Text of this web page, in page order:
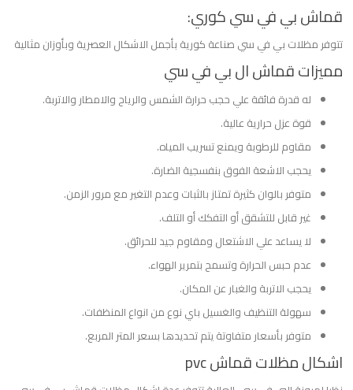
قماش بي في سي كوري:
تتوفر مظلات بي في سي صناعة كورية بأجمل الاشكال العصرية وبأوزان مثالية
مميزات قماش ال بي في سي
له قدرة فائقة علي حجب حرارة الشمس والرياح والامطار والاتربة.
قوة عزل حرارية عالية.
مقاوم للرطوبة ويمنع تسريب المياه.
يحجب الاشعة الفوق بنفسجية الضارة.
متوفر بالوان كثيرة تمتاز بالثبات وعدم التغير مع مرور الزمن.
غير قابل للتشقق أو التفكك أو التلف.
لا يساعد علي الاشتعال ومقاوم جيد للحرائق.
عدم حبس الحرارة وتسمح بتمرير الهواء.
يحجب الاتربة والغبار عن المكان.
سهولة التنظيف والغسيل باي نوع من انواع المنظفات.
متوفر بأسعار متفاوتة يتم تحديدها بسعر المتر المربع.
اشكال مظلات قماش pvc